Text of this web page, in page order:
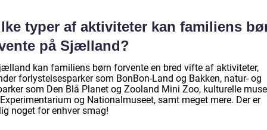
typer af aktiviteter kan familiens
på Sjælland?
kan familiens børn forvente en bred vifte af aktiviteter,
forlystelsesparker som BonBon-Land og Bakken, natur- og
som Den Blå Planet og Zooland Mini Zoo, kulturelle
og Nationalmuseet, samt meget mere. Der er
noget for enhver smag!